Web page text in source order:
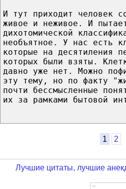
И тут приходит человек
живое и неживое. И
дихотомической
необъятное. У нас есть
которые на десятиления
которых были взяты.
давно уже нет. Можно
эту тему, но по факту
почти бессмысленные
их за рамками бытовой
1 2
Лучшие цитаты, лучшие